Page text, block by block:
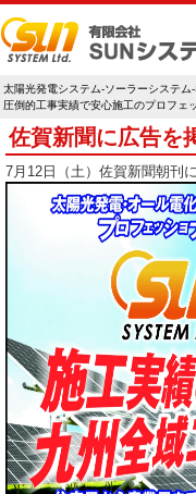
太陽光発電システム-ソーラーシステム
圧倒的工事実績で安心施工のプロフェ
佐賀新聞に広告を
7月12日（土）佐賀新聞朝刊